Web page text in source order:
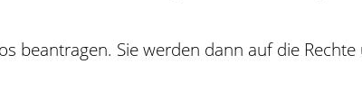
beantragen. Sie werden dann auf die